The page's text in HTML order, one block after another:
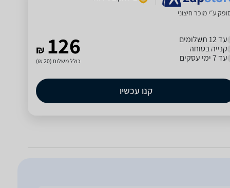
ע״י מוכר חיצוני
עד 12 תשלומים
קנייה בטוחה
עד 7 ימי עסקים
₪ 126
כולל משלוח (20 ₪)
קנו עכשיו